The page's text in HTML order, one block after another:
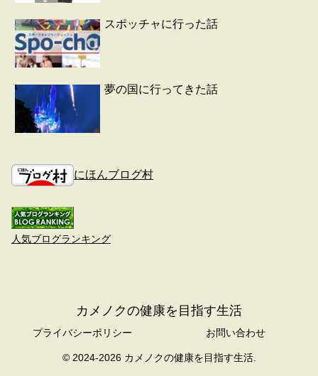
スポッチャに行った話
夢の国に行ってきた話
にほんブログ村
人気ブログランキング
カメノクの健康を目指す生活
プライバシーポリシー お問い合わせ
© 2024-2026 カメノクの健康を目指す生活.